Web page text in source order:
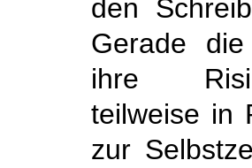
den
Gerade
ihre
teilweise in
zur